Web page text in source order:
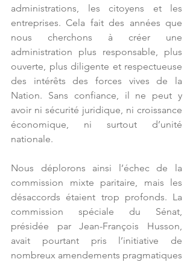
administrations, les citoyens et les
entreprises. Cela fait des années que
nous cherchons à créer une
administration plus responsable, plus
ouverte, plus diligente et respectueuse
des intérêts des forces vives de la
Nation. Sans confiance, il ne peut y
avoir ni sécurité juridique, ni croissance
économique, ni surtout d’unité
nationale.
Nous déplorons ainsi l’échec de la
commission mixte paritaire, mais les
désaccords étaient trop profonds. La
commission spéciale du Sénat,
présidée par Jean-François Husson,
avait pourtant pris l’initiative de
nombreux amendements pragmatiques